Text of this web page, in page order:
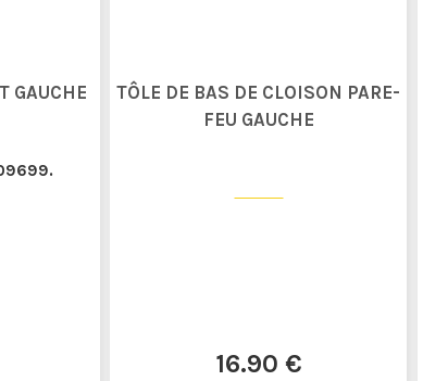
GAUCHE
TÔLE DE BAS DE CLOISON PARE-
FEU GAUCHE
16.90 €